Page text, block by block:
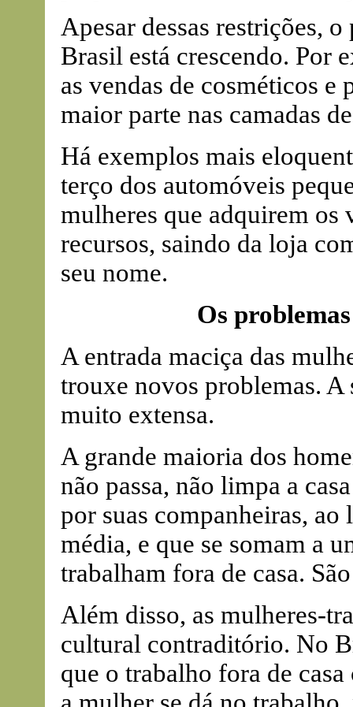
Apesar dessas restrições,
Brasil está crescendo. Por
as vendas de cosméticos e
maior parte nas camadas
Há exemplos mais
terço dos automóveis
mulheres que adquirem os
recursos, saindo da loja
seu nome.
Os
A entrada maciça das
trouxe novos problemas.
muito extensa.
A grande maioria dos
não passa, não limpa a
por suas companheiras, ao
média, e que se somam a
trabalham fora de casa.
Além disso, as mulheres-
cultural contraditório. No
que o trabalho fora de